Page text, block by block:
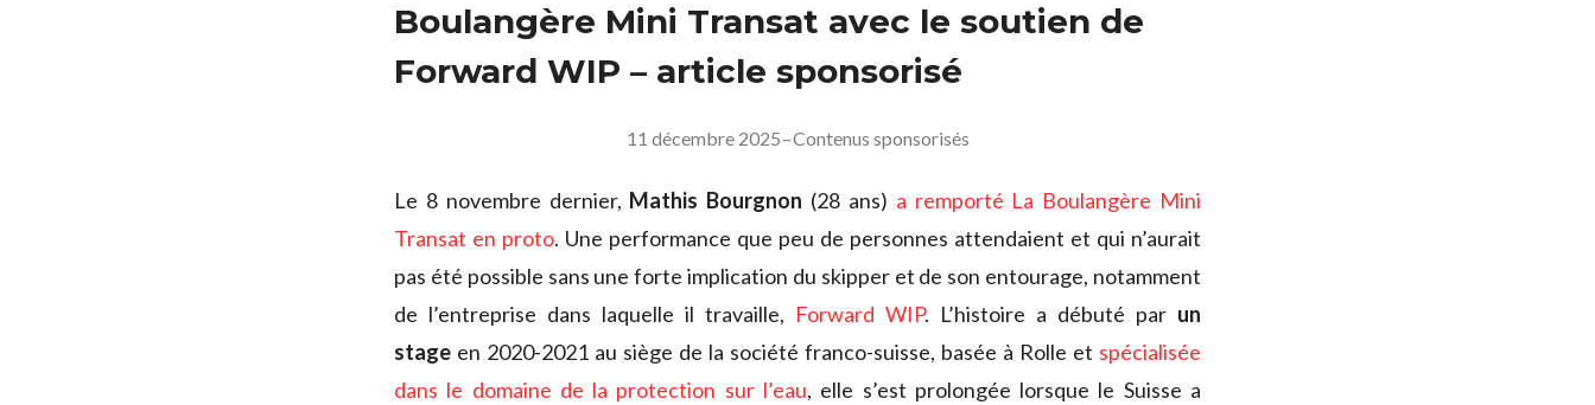
Boulangère Mini Transat avec le soutien de
Forward WIP – article sponsorisé
11 décembre 2025–Contenus sponsorisés
Le 8 novembre dernier, Mathis Bourgnon (28 ans) a remporté La Boulangère Mini
Transat en proto. Une performance que peu de personnes attendaient et qui n’aurait
pas été possible sans une forte implication du skipper et de son entourage, notamment
de l’entreprise dans laquelle il travaille, Forward WIP. L’histoire a débuté par un
stage en 2020-2021 au siège de la société franco-suisse, basée à Rolle et spécialisée
dans le domaine de la protection sur l’eau, elle s’est prolongée lorsque le Suisse a